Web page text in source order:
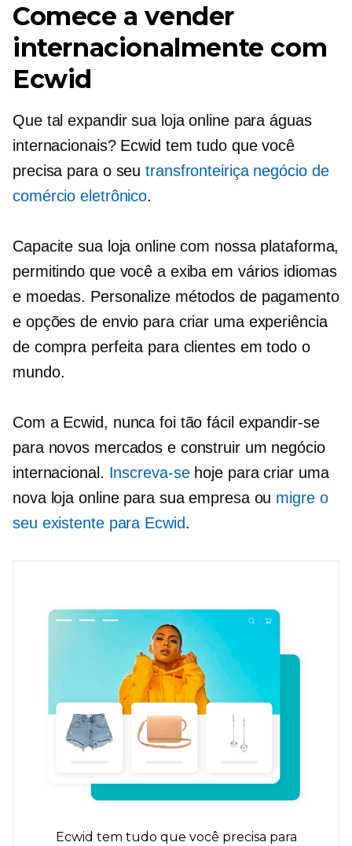
Comece a vender
internacionalmente com
Ecwid
Que tal expandir sua loja online para águas
internacionais? Ecwid tem tudo que você
precisa para o seutransfronteiriçanegócio de
comércio eletrônico.
Capacite sua loja online com nossa plataforma,
permitindo que você a exiba em vários idiomas
e moedas. Personalize métodos de pagamento
e opções de envio para criar uma experiência
de compra perfeita para clientes em todo o
mundo.
Com a Ecwid, nunca foi tão fácil expandir-se
para novos mercados e construir um negócio
internacional. Inscreva-sehoje para criar uma
nova loja online para sua empresa ou migre o
seu existente para Ecwid.
Ecwid tem tudo que você precisa para